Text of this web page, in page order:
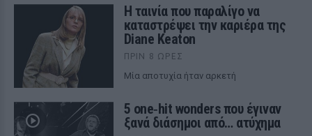
Η ταινία που παραλίγο να
καταστρέψει την καριέρα της
Diane Keaton
ΠΡΙΝ 8 ΏΡΕΣ
Μία αποτυχία ήταν αρκετή
5 one‑hit wonders που έγιναν
ξανά διάσημοι από… ατύχημα